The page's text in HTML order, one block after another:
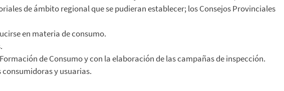
de ámbito regional que se pudieran establecer; los Consejos Provinciales
en materia de consumo.
de Consumo y con la elaboración de las campañas de inspección.
y usuarias.